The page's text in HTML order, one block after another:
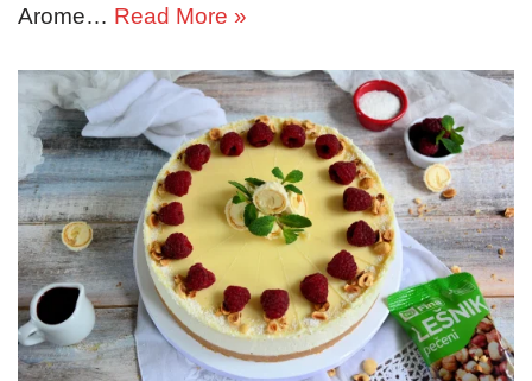
Arome… Read More »